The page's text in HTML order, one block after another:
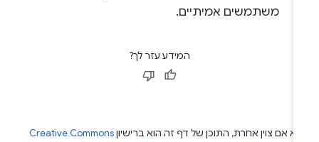
משתמשים אמיתיים.
המידע עזר לך?
אם צוין אחרת, התוכן של דף זה הוא ברישיוןCreative Commons